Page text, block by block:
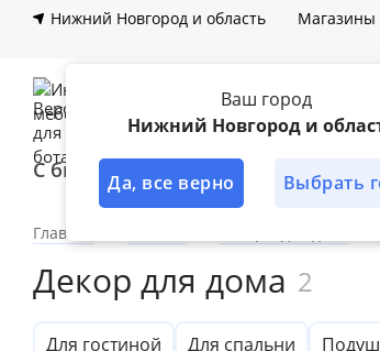
Ваш город
Нижний Новгород и
Да, все верно Выбрать
Нижний Новгород и область Магазины
С быстрой доставкой Лучшее
Главная
Декор для дома 2
Для гостиной Для спальни